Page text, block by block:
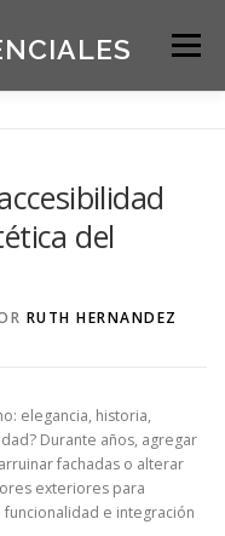
Menú
BLOG
del
RUTH HERNANDEZ
elegancia, historia,
Durante años, agregar
fachadas o alterar
exteriores para
e integración